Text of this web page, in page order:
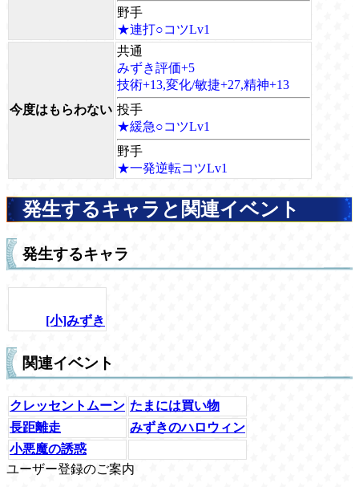
野手
★連打○コツLv1
今度はもらわない
共通
みずき評価+5
技術+13,変化/敏捷+27,精神+13
投手
★緩急○コツLv1
野手
★一発逆転コツLv1
発生するキャラと関連イベント
発生するキャラ
[小]みずき
関連イベント
クレッセントムーン たまには買い物
長距離走
みずきのハロウィン
小悪魔の誘惑
ユーザー登録のご案内